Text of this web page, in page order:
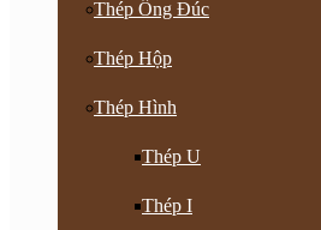
Thép Ống Đúc
Thép Hộp
Thép Hình
Thép U
Thép I